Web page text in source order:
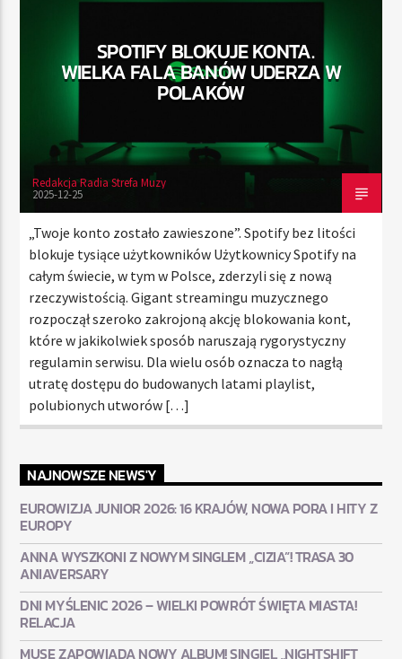
RADIO STREFA MUZY
SPOTIFY BLOKUJE KONTA.
WIELKA FALA BANÓW UDERZA W
POLAKÓW
Redakcja Radia Strefa Muzy
2025-12-25
„Twoje konto zostało zawieszone”. Spotify bez litości
blokuje tysiące użytkowników Użytkownicy Spotify na
całym świecie, w tym w Polsce, zderzyli się z nową
rzeczywistością. Gigant streamingu muzycznego
rozpoczął szeroko zakrojoną akcję blokowania kont,
które w jakikolwiek sposób naruszają rygorystyczny
regulamin serwisu. Dla wielu osób oznacza to nagłą
utratę dostępu do budowanych latami playlist,
polubionych utworów […]
NAJNOWSZE NEWS'Y
EUROWIZJA JUNIOR 2026: 16 KRAJÓW, NOWA PORA I HITY Z
EUROPY
ANNA WYSZKONI Z NOWYM SINGLEM „CIZIA”! TRASA 30
ANIAVERSARY
DNI MYŚLENIC 2026 – WIELKI POWRÓT ŚWIĘTA MIASTA!
RELACJA
MUSE ZAPOWIADA NOWY ALBUM! SINGIEL „NIGHTSHIFT